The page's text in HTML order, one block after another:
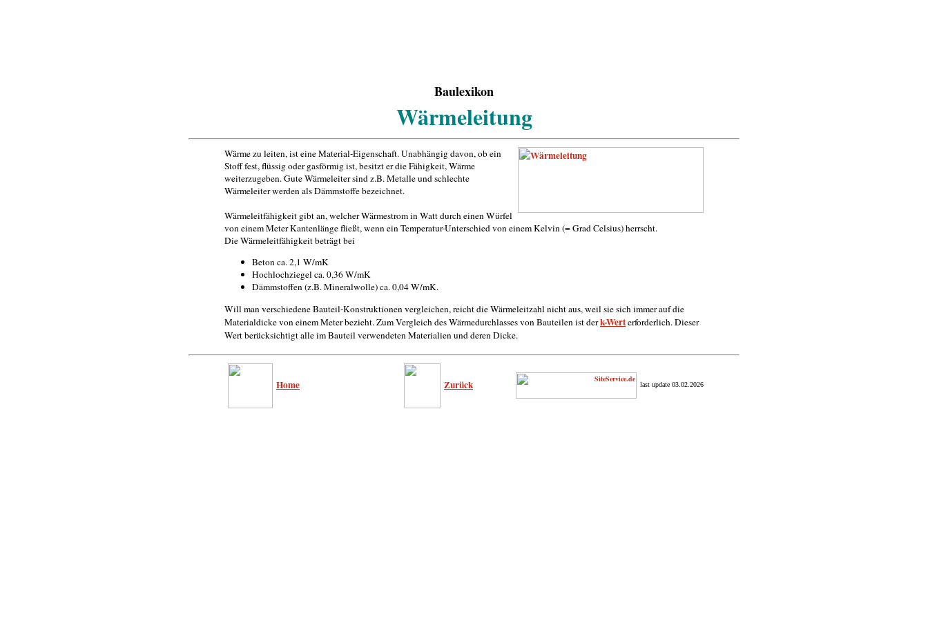
Baulexikon
Wärmeleitung
Wärme zu leiten, ist eine Material-Eigenschaft. Unabhängig davon, ob ein
Stoff fest, flüssig oder gasförmig ist, besitzt er die Fähigkeit, Wärme
weiterzugeben. Gute Wärmeleiter sind z.B. Metalle und schlechte
Wärmeleiter werden als Dämmstoffe bezeichnet.
Wärmeleitfähigkeit gibt an, welcher Wärmestrom in Watt durch einen Würfel
von einem Meter Kantenlänge fließt, wenn ein Temperatur-Unterschied von einem Kelvin (= Grad Celsius) herrscht.
Die Wärmeleitfähigkeit beträgt bei
Beton ca. 2,1 W/mK
Hochlochziegel ca. 0,36 W/mK
Dämmstoffen (z.B. Mineralwolle) ca. 0,04 W/mK.
Will man verschiedene Bauteil-Konstruktionen vergleichen, reicht die Wärmeleitzahl nicht aus, weil sie sich immer auf die
Materialdicke von einem Meter bezieht. Zum Vergleich des Wärmedurchlasses von Bauteilen ist derk-Werterforderlich. Dieser
Wert berücksichtigt alle im Bauteil verwendeten Materialien und deren Dicke.
Home Zurück last update 03.02.2026